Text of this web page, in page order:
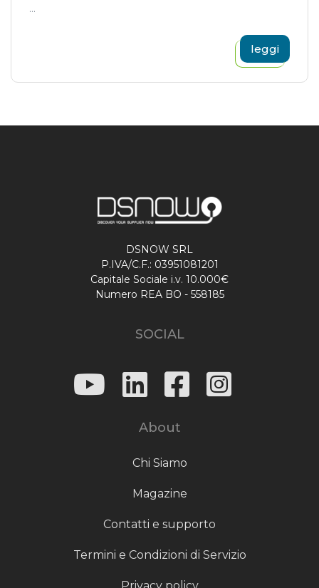
...
leggi
DSNOW SRL
P.IVA/C.F.: 03951081201
Capitale Sociale i.v. 10.000€
Numero REA BO - 558185
SOCIAL
About
Chi Siamo
Magazine
Contatti e supporto
Termini e Condizioni di Servizio
Privacy policy